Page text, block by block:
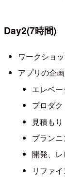
Day2(7時間)
ワークショ
アプリの企
エレベ
プロダ
見積もり
プラン
開発、
リファ